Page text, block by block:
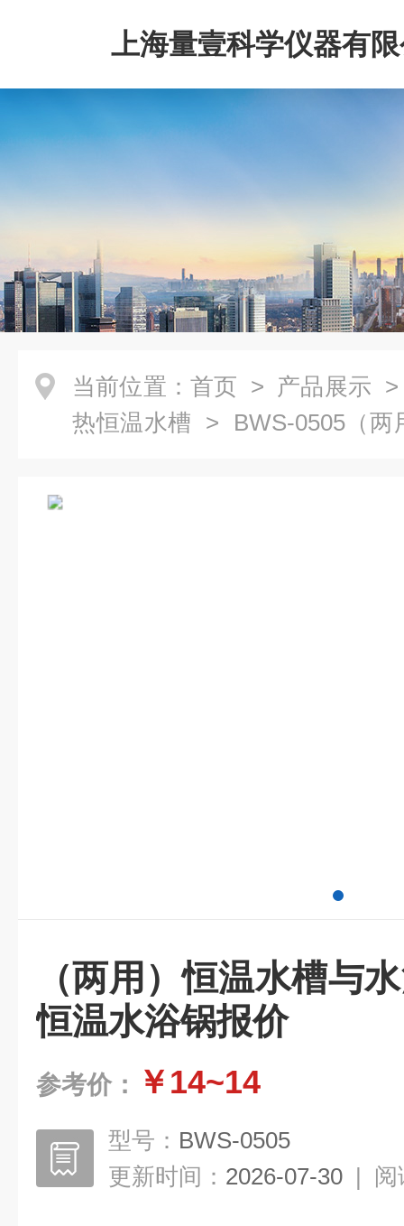
上海量壹科学仪器有
当前位置： 首页 > 产品展示
热恒温水槽 > BWS-0505（两
（两用）恒温水槽与
恒温水浴锅报价
参考价： ￥14~14
型号： BWS-0505
更新时间： 2026-07-30 | 阅